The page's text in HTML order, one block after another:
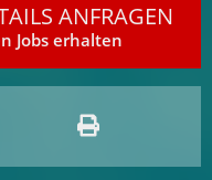
ANFRAGEN
Jobs erhalten